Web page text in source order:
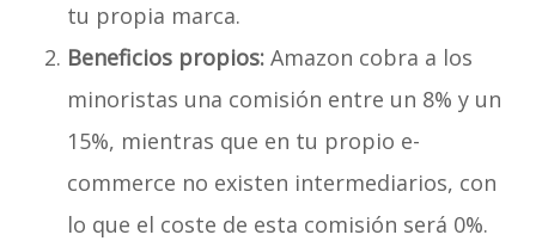
tu propia marca.
Beneficios propios:Amazon cobra a los
minoristas una comisión entre un 8% y un
15%, mientras que en tu propio e-
commerce no existen intermediarios, con
lo que el coste de esta comisión será 0%.